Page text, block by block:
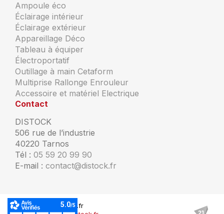
Ampoule éco
Éclairage intérieur
Éclairage extérieur
Appareillage Déco
Tableau à équiper
Électroportatif
Outillage à main Cetaform
Multiprise Rallonge Enrouleur
Accessoire et matériel Electrique
Contact
DISTOCK
506 rue de l’industrie
40220 Tarnos
Tél : 05 59 20 99 90
E-mail : contact@distock.fr
© Copyright Distock.fr